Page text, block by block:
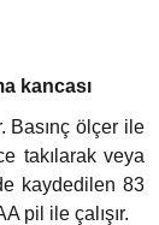
kancası
Basınç ölçer ile
takılarak veya
kaydedilen 83
pil ile çalışır.